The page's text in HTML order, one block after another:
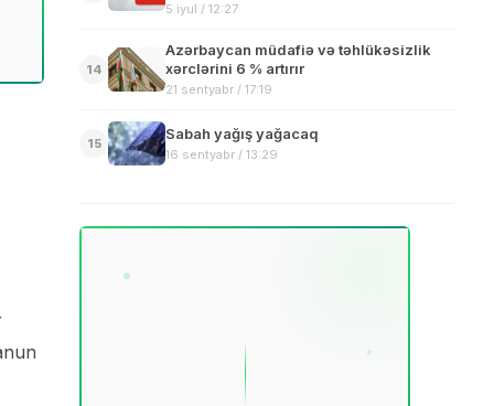
5 iyul / 12:27
14
Azərbaycan müdafiə və təhlükəsizlik
xərclərini 6 % artırır
21 sentyabr / 17:19
15
Sabah yağış yağacaq
16 sentyabr / 13:29